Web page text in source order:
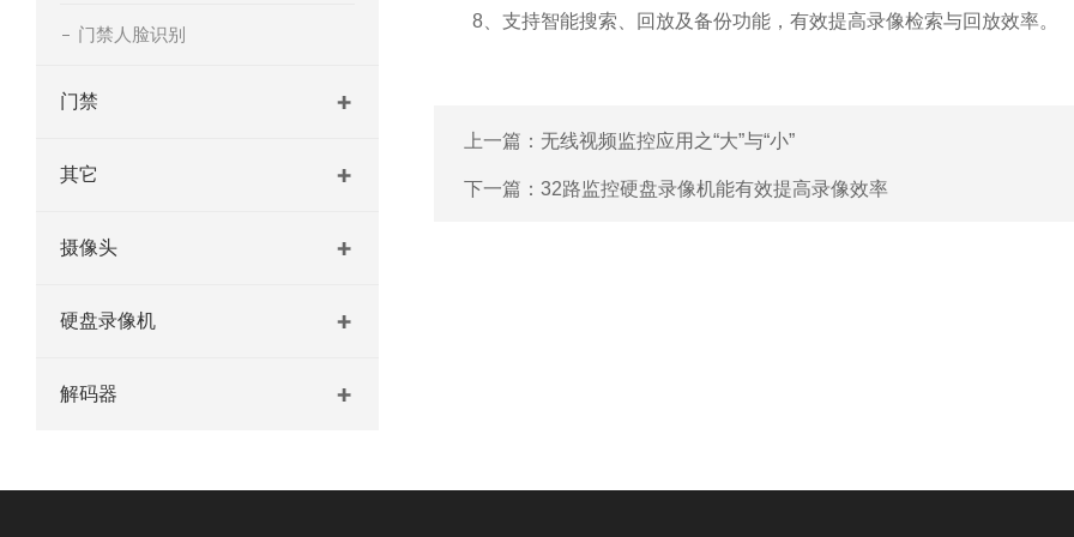
门禁人脸识别
门禁
其它
摄像头
硬盘录像机
解码器
8、支持智能搜索、回放及备份功能，有效提高录像检索与回放效率。
上一篇： 无线视频监控应用之“大”与“小”
下一篇： 32路监控硬盘录像机能有效提高录像效率